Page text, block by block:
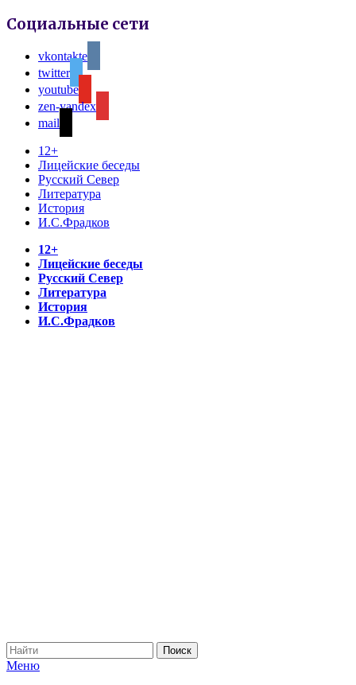
Социальные сети
vkontakte
twitter
youtube
zen-yandex
mail
12+
Лицейские беседы
Русский Север
Литература
История
И.С.Фрадков
12+
Лицейские беседы
Русский Север
Литература
История
И.С.Фрадков
Меню